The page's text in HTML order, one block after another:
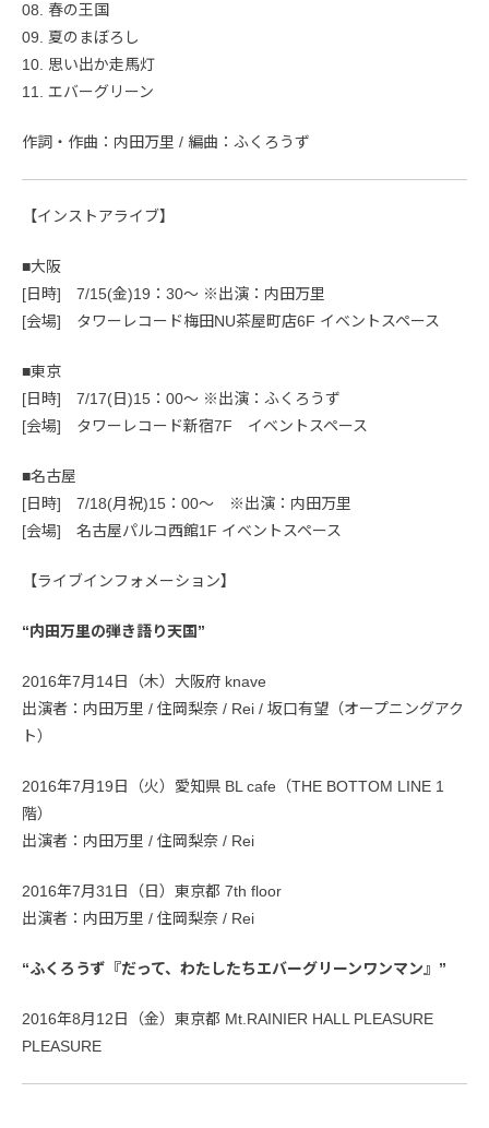
08. 春の王国
09. 夏のまぼろし
10. 思い出か走馬灯
11. エバーグリーン
作詞・作曲：内田万里 / 編曲：ふくろうず
【インストアライブ】
■大阪
[日時] 7/15(金)19：30～ ※出演：内田万里
[会場] タワーレコード梅田NU茶屋町店6F イベントスペース
■東京
[日時] 7/17(日)15：00～ ※出演：ふくろうず
[会場] タワーレコード新宿7F イベントスペース
■名古屋
[日時] 7/18(月祝)15：00～ ※出演：内田万里
[会場] 名古屋パルコ西館1F イベントスペース
【ライブインフォメーション】
“内田万里の弾き語り天国”
2016年7月14日（木）大阪府 knave
出演者：内田万里 / 住岡梨奈 / Rei / 坂口有望（オープニングアク
ト）
2016年7月19日（火）愛知県 BL cafe（THE BOTTOM LINE 1
階）
出演者：内田万里 / 住岡梨奈 / Rei
2016年7月31日（日）東京都 7th floor
出演者：内田万里 / 住岡梨奈 / Rei
“ふくろうず『だって、わたしたちエバーグリーンワンマン』”
2016年8月12日（金）東京都 Mt.RAINIER HALL PLEASURE
PLEASURE